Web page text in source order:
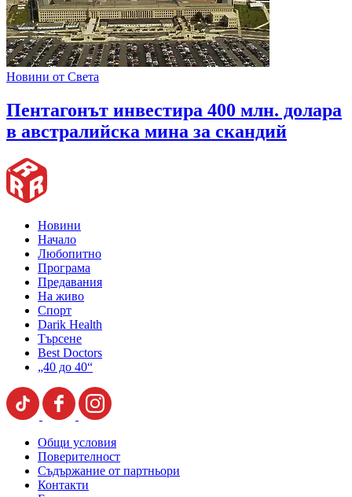
Новини от Света
Пентагонът инвестира 400 млн. долара
в австралийска мина за скандий
Новини
Начало
Любопитно
Програма
Предавания
На живо
Спорт
Darik Health
Търсене
Best Doctors
„40 до 40“
Общи условия
Поверителност
Съдържание от партньори
Контакти